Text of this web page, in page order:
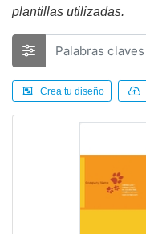
plantillas utilizadas.
Crea tu diseño